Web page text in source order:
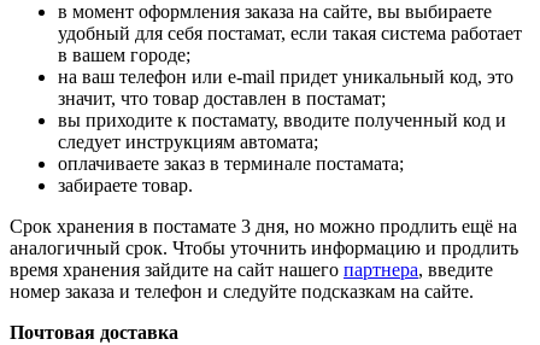
в момент оформления заказа на сайте, вы выбираете
удобный для себя постамат, если такая система работает
в вашем городе;
на ваш телефон или e-mail придет уникальный код, это
значит, что товар доставлен в постамат;
вы приходите к постамату, вводите полученный код и
следует инструкциям автомата;
оплачиваете заказ в терминале постамата;
забираете товар.
Срок хранения в постамате 3 дня, но можно продлить ещё на
аналогичный срок. Чтобы уточнить информацию и продлить
время хранения зайдите на сайт нашего партнера, введите
номер заказа и телефон и следуйте подсказкам на сайте.
Почтовая доставка